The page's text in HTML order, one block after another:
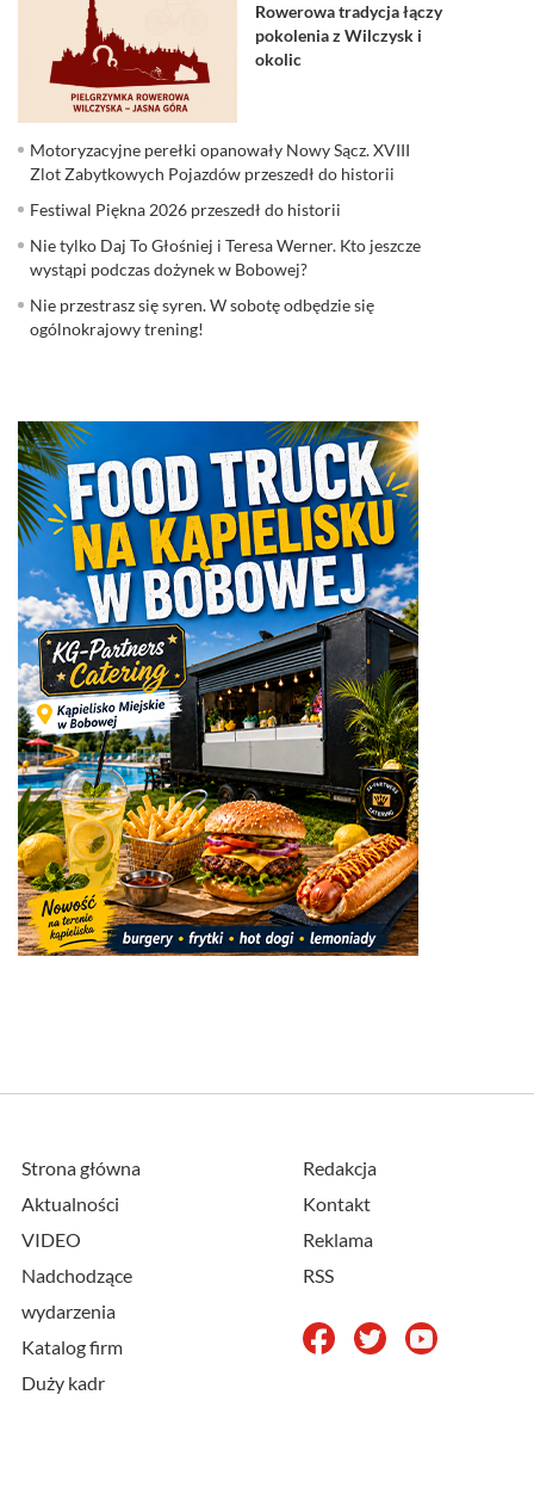
Rowerowa tradycja łączy
pokolenia z Wilczysk i
okolic
Motoryzacyjne perełki opanowały Nowy Sącz. XVIII
Zlot Zabytkowych Pojazdów przeszedł do historii
Festiwal Piękna 2026 przeszedł do historii
Nie tylko Daj To Głośniej i Teresa Werner. Kto jeszcze
wystąpi podczas dożynek w Bobowej?
Nie przestrasz się syren. W sobotę odbędzie się
ogólnokrajowy trening!
Strona główna
Aktualności
VIDEO
Nadchodzące
wydarzenia
Katalog firm
Duży kadr
Redakcja
Kontakt
Reklama
RSS